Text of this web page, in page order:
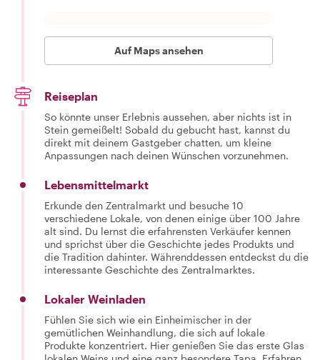
Auf Maps ansehen
Reiseplan
So könnte unser Erlebnis aussehen, aber nichts ist in
Stein gemeißelt! Sobald du gebucht hast, kannst du
direkt mit deinem Gastgeber chatten, um kleine
Anpassungen nach deinen Wünschen vorzunehmen.
Lebensmittelmarkt
Erkunde den Zentralmarkt und besuche 10
verschiedene Lokale, von denen einige über 100 Jahre
alt sind. Du lernst die erfahrensten Verkäufer kennen
und sprichst über die Geschichte jedes Produkts und
die Tradition dahinter. Währenddessen entdeckst du die
interessante Geschichte des Zentralmarktes.
Lokaler Weinladen
Fühlen Sie sich wie ein Einheimischer in der
gemütlichen Weinhandlung, die sich auf lokale
Produkte konzentriert. Hier genießen Sie das erste Glas